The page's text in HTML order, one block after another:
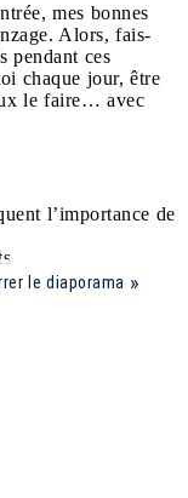
mes bonnes
Alors, fais-
pendant ces
chaque jour, être
le faire… avec
l’importance de
le diaporama